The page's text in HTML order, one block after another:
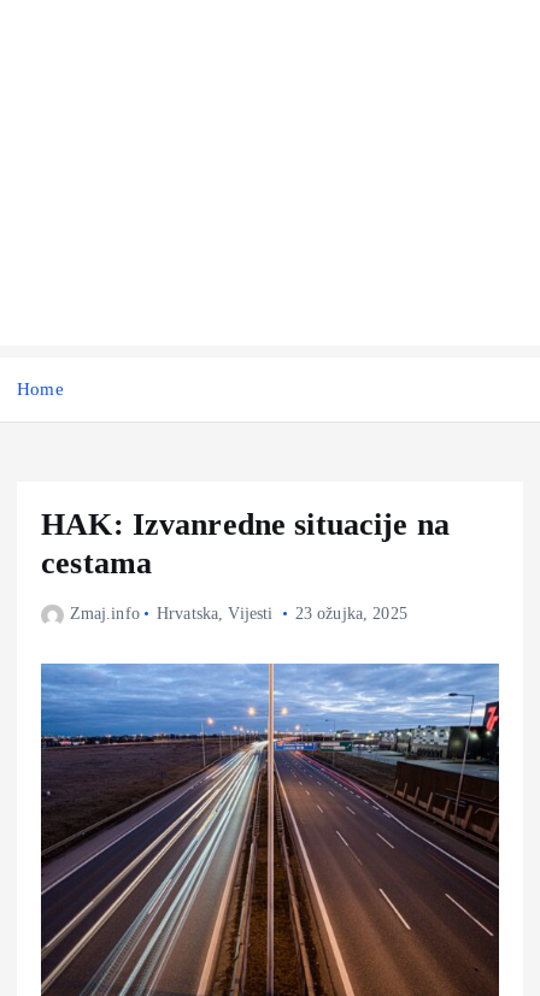
Home
HAK: Izvanredne situacije na
cestama
Zmaj.info Hrvatska,Vijesti 23 ožujka, 2025